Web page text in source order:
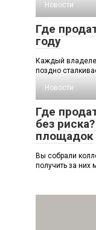
Новости
Где
году
Каждый
поздно
Новости
Где
без
площадок
Вы собрали
получить за них